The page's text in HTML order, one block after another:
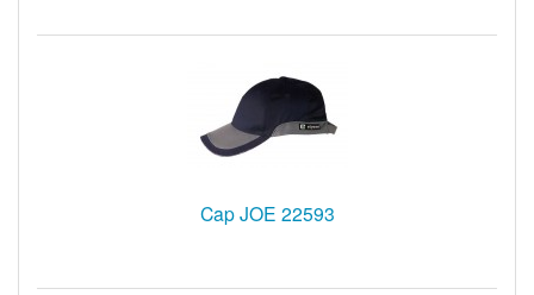
Cap JOE 22593